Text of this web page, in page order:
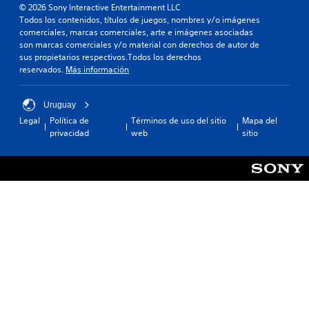
© 2026 Sony Interactive Entertainment LLC
Todos los contenidos, títulos de juegos, nombres y/o imágenes
comerciales, marcas comerciales, arte e imágenes asociadas
son marcas comerciales y/o material con derechos de autor de
sus propietarios respectivos.Todos los derechos
reservados. Más información
Uruguay
Legal
Política de
privacidad
Términos de uso del sitio
web
Mapa del
sitio